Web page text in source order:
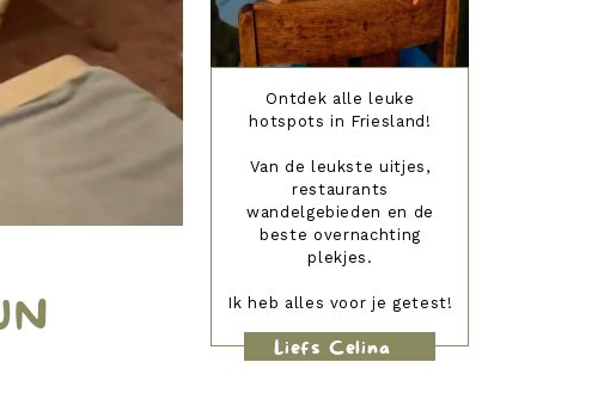
Ontdek alle leuke
hotspots in Friesland!
Van de leukste uitjes,
restaurants
wandelgebieden en de
beste overnachting
plekjes.
Ik heb alles voor je getest!
Liefs Celina